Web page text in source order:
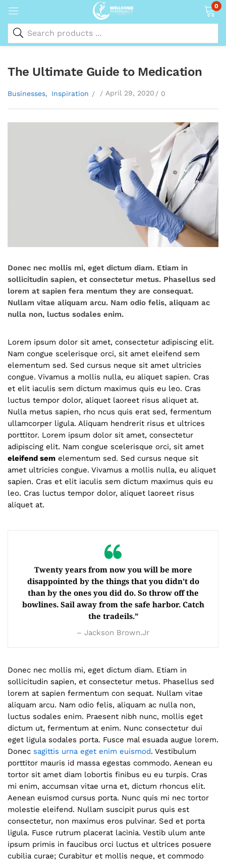
0
The Ultimate Guide to Medication
Businesses Inspiration April 29, 2020 0
Donec nec mollis mi, eget dictum diam. Etiam in
sollicitudin sapien, et consectetur metus. Phasellus sed
lorem at sapien fera mentum they are consequat.
Nullam vitae aliquam arcu. Nam odio felis, aliquam ac
nulla non, luctus sodales enim.
Lorem ipsum dolor sit amet, consectetur adipiscing elit.
Nam congue scelerisque orci, sit amet eleifend sem
elementum sed. Sed cursus neque sit amet ultricies
congue. Vivamus a mollis nulla, eu aliquet sapien. Cras
et elit iaculis sem dictum maximus quis eu leo. Cras
luctus tempor dolor, aliquet laoreet risus aliquet at.
Nulla metus sapien, rho ncus quis erat sed, fermentum
ullamcorper ligula. Aliquam hendrerit risus et ultrices
porttitor. Lorem ipsum dolor sit amet, consectetur
adipiscing elit. Nam congue scelerisque orci, sit amet
eleifend sem elementum sed. Sed cursus neque sit
amet ultricies congue. Vivamus a mollis nulla, eu aliquet
sapien. Cras et elit iaculis sem dictum maximus quis eu
leo. Cras luctus tempor dolor, aliquet laoreet risus
aliquet at.
Twenty years from now you will be more
disappointed by the things that you didn’t do
than by the ones you did do. So throw off the
bowlines. Sail away from the safe harbor. Catch
the tradeils.”
– Jackson Brown.Jr
Donec nec mollis mi, eget dictum diam. Etiam in
sollicitudin sapien, et consectetur metus. Phasellus sed
lorem at sapien fermentum con sequat. Nullam vitae
aliquam arcu. Nam odio felis, aliquam ac nulla non,
luctus sodales enim. Praesent nibh nunc, mollis eget
dictum ut, fermentum at enim. Nunc consectetur dui
eget ligula sodales porta. Fusce mal esuada augue lorem.
Donec sagittis urna eget enim euismod. Vestibulum
porttitor mauris id massa egestas commodo. Aenean eu
tortor sit amet diam lobortis finibus eu eu turpis. Cras
mi enim, accumsan vitae urna et, dictum rhoncus elit.
Aenean euismod cursus porta. Nunc quis mi nec tortor
molestie eleifend. Nullam suscipit purus quis est
consectetur, non maximus eros pulvinar. Sed et porta
ligula. Fusce rutrum placerat lacinia. Vestib ulum ante
ipsum primis in faucibus orci luctus et ultrices posuere
cubilia curae; Curabitur et mollis neque, et commodo